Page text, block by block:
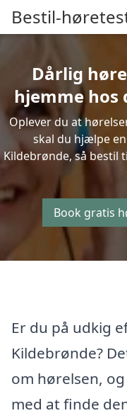
Bestil-
Dårlig
hjemme hos
Oplever du at
skal du hjælpe
Kildebrønde, så bestil
Book gratis
Er du på udkig
Kildebrønde?
om hørelsen,
med at finde